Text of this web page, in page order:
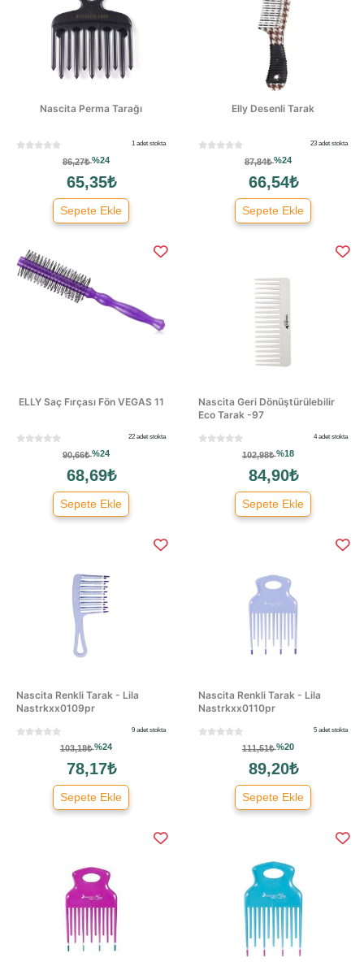
Nascita Perma Tarağı
1 adet stokta
86,27₺%24
65,35₺
Sepete Ekle
Elly Desenli Tarak
23 adet stokta
87,84₺%24
66,54₺
Sepete Ekle
ELLY Saç Fırçası Fön VEGAS 11
22 adet stokta
90,66₺%24
68,69₺
Sepete Ekle
Nascita Geri Dönüştürülebilir
Eco Tarak -97
4 adet stokta
102,98₺%18
84,90₺
Sepete Ekle
Nascita Renkli Tarak - Lila
Nastrkxx0109pr
9 adet stokta
103,18₺%24
78,17₺
Sepete Ekle
Nascita Renkli Tarak - Lila
Nastrkxx0110pr
5 adet stokta
111,51₺%20
89,20₺
Sepete Ekle